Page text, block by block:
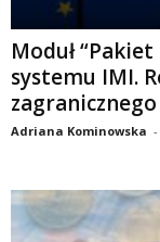
Moduł
systemu IMI.
zagranicznego
Adriana Kominowska -